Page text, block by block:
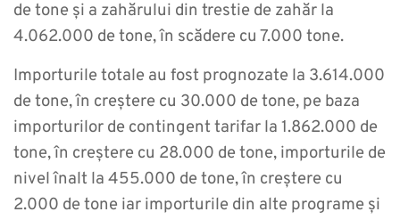
de tone și a zahărului din trestie de zahăr la
4.062.000 de tone, în scădere cu 7.000 tone.
Importurile totale au fost prognozate la 3.614.000
de tone, în creștere cu 30.000 de tone, pe baza
importurilor de contingent tarifar la 1.862.000 de
tone, în creștere cu 28.000 de tone, importurile de
nivel înalt la 455.000 de tone, în creștere cu
2.000 de tone iar importurile din alte programe și